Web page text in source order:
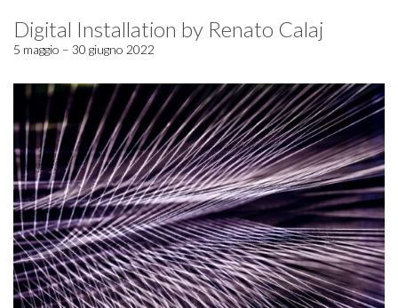
Digital Installation by Renato Calaj
5 maggio – 30 giugno 2022